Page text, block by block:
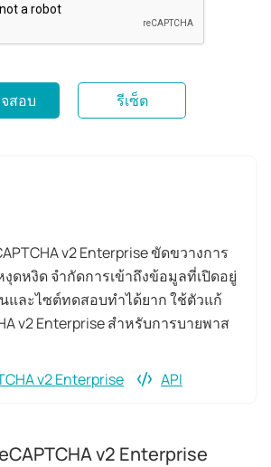
สอบ รีเซ็ต
v2 Enterprise ขัดขวางการ
งุดหงิด จำกัดการเข้าถึงข้อมูลที่เปิดอยู่
และไซต์ทดสอบทำได้ยาก ใช้ตัวแก้
v2 Enterprise สำหรับการบายพาส
v2 Enterprise
API
v2 Enterprise